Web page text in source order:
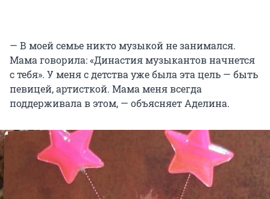
— В моей семье никто музыкой не занимался.
Мама говорила: «Династия музыкантов начнется
с тебя». У меня с детства уже была эта цель — быть
певицей, артисткой. Мама меня всегда
поддерживала в этом, — объясняет Аделина.